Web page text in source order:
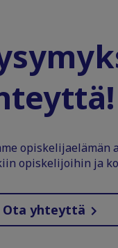
opiskelijaelämän
opiskelijoihin ja
Ota yhteyttä